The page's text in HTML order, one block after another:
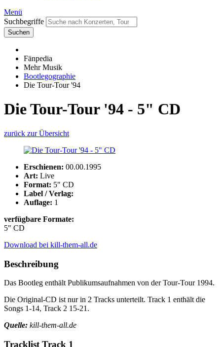
Menü
Suchbegriffe
Suchen
Fänpedia
Mehr Musik
Bootlegographie
Die Tour-Tour '94
Die Tour-Tour '94 - 5" CD
zurück zur Übersicht
Erschienen: 00.00.1995
Art: Live
Format: 5" CD
Label / Verlag:
Auflage: 1
verfügbare Formate:
5" CD
Download bei kill-them-all.de
Beschreibung
Das Bootleg enthält Publikumsaufnahmen von der Tour-Tour 1994.
Die Original-CD ist nur in 2 Tracks unterteilt. Track 1 enthält die
Songs 1-14, Track 2 15-21.
Quelle: kill-them-all.de
Tracklist Track 1